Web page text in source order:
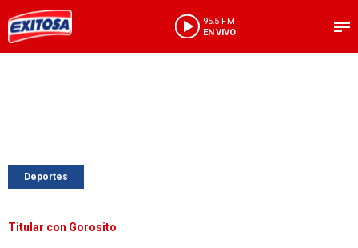
95.5 FM
EN VIVO
Deportes
Titular con Gorosito